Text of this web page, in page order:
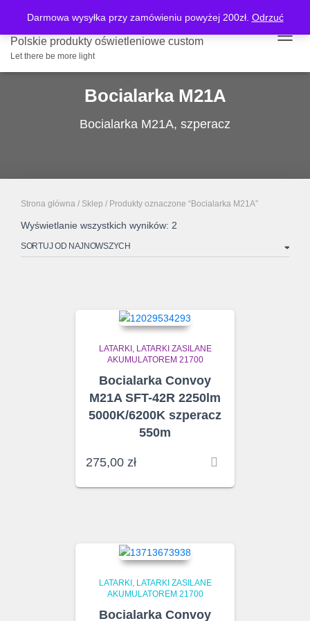
Darmowa wysyłka przy zamówieniu powyżej 200zł. Odrzuć
Polskie produkty oświetleniowe custom
Let there be more light
Bocialarka M21A
Bocialarka M21A, szperacz
Strona główna / Sklep / Produkty oznaczone “Bocialarka M21A”
Wyświetlanie wszystkich wyników: 2
najnowszych
LATARKI
LATARKI ZASILANE
AKUMULATOREM 21700
Bocialarka Convoy
M21A SFT-42R 2250lm
5000K/6200K szperacz
550m
275,00 zł
LATARKI LATARKI ZASILANE
AKUMULATOREM 21700
Bocialarka Convoy